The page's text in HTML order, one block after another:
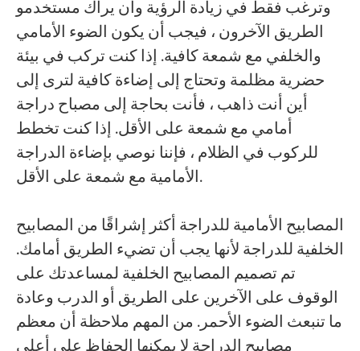
وترغب فقط في زيادة الرؤية وأن يراك مستخدمو
الطريق الآخرون ، فيجب أن يكون الضوء الأمامي
والخلفي مع شمعة كافية. إذا كنت تركب في بيئة
حضرية مظلمة وتحتاج إلى إضاءة كافية لترى إلى
أين أنت ذاهب ، فأنت بحاجة إلى مصباح دراجة
أمامي مع شمعة على الأقل. إذا كنت تخطط
للركوب في الظلام ، فإننا نوصي بإضاءة الدراجة
الأمامية مع شمعة على الأقل.
المصابيح الأمامية للدراجة أكثر إشراقًا من المصابيح
الخلفية للدراجة لأنها يجب أن تضيء الطريق أمامك.
تم تصميم المصابيح الخلفية لمساعدتك على
الوقوف على الآخرين على الطريق أو الدرب وعادة
ما تنبعث الضوء الأحمر. من المهم ملاحظة أن معظم
مصابيح الدراجة لا يمكنها الحفاظ على أعلى